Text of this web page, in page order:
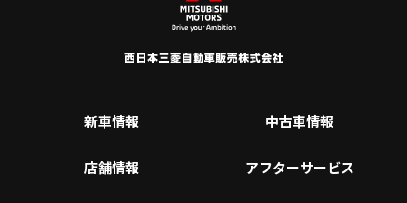
新車情報 中古車情報
店舗情報 アフターサービス